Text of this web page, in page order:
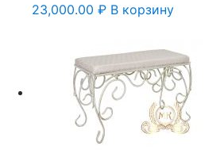
23,000.00 ₽ В корзину